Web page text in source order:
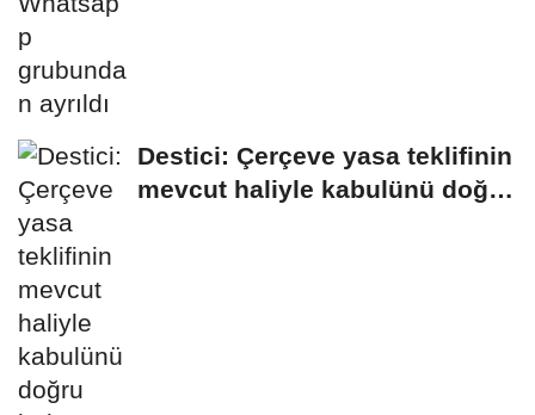
Destici: Çerçeve yasa teklifinin
mevcut haliyle kabulünü doğru